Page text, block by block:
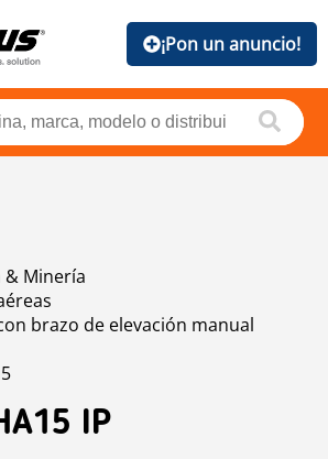
¡Pon un anuncio!
Minería
brazo de elevación manual
IP